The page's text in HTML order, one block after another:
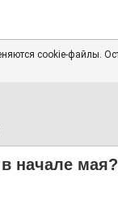
cookie-файлы.
в начале